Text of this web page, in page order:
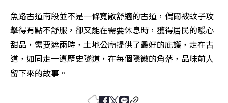
魚路古道南段並不是一條寬敞舒適的古道，偶爾被蚊子攻
擊得有點不舒服，卻又能在需要休息時，獲得居民的暖心
甜品，需要遮雨時，土地公廟提供了最好的庇護，走在古
道，如同走一遭歷史隧道，在每個隱微的角落，品味前人
留下來的故事。